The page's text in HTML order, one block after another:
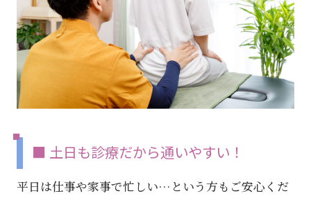
■ 土日も診療だから通いやすい！
平日は仕事や家事で忙しい…という方もご安心くだ